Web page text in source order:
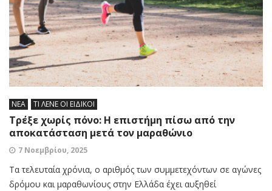
ΝΕΑ ΤΙ ΛΕΝΕ ΟΙ ΕΙΔΙΚΟΙ
Τρέξε χωρίς πόνο: Η επιστήμη πίσω από την
αποκατάσταση μετά τον μαραθώνιο
7 Νοεμβρίου, 2025
Τα τελευταία χρόνια, ο αριθμός των συμμετεχόντων σε αγώνες
δρόμου και μαραθωνίους στην Ελλάδα έχει αυξηθεί